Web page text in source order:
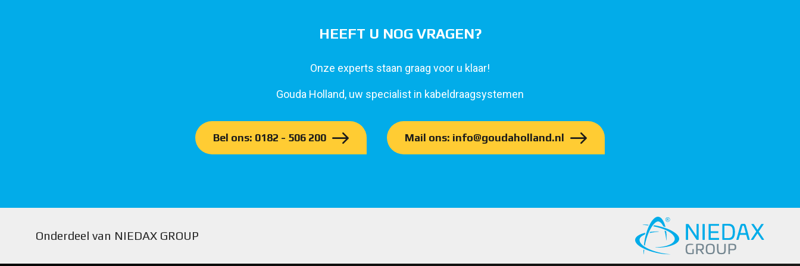
HEEFT U NOG VRAGEN?
Onze experts staan graag voor u klaar!
Gouda Holland, uw specialist in kabeldraagsystemen
Bel ons: 0182 - 506 200 Mail ons: info@goudaholland.nl
Onderdeel van NIEDAX GROUP